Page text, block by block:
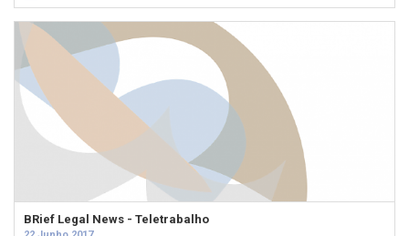
BRief Legal News - Teletrabalho